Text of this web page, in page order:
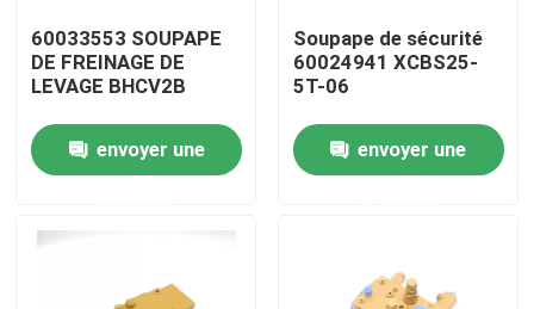
Aperçu
Produits
60033553 SOUPAPE
DE FREINAGE DE
LEVAGE BHCV2B
envoyer une
Soupape de sécurité
60024941 XCBS25-
5T-06
envoyer une